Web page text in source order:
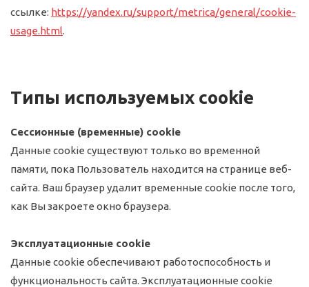
ссылке: https://yandex.ru/support/metrica/general/cookie-
usage.html.
Типы используемых сookie
Сессионные (временные) cookie
Данные сookie существуют только во временной
памяти, пока Пользователь находится на странице веб-
сайта. Ваш браузер удалит временные cookie после того,
как Вы закроете окно браузера.
Эксплуатационные сookie
Данные сookie обеспечивают работоспособность и
функциональность сайта. Эксплуатационные cookie